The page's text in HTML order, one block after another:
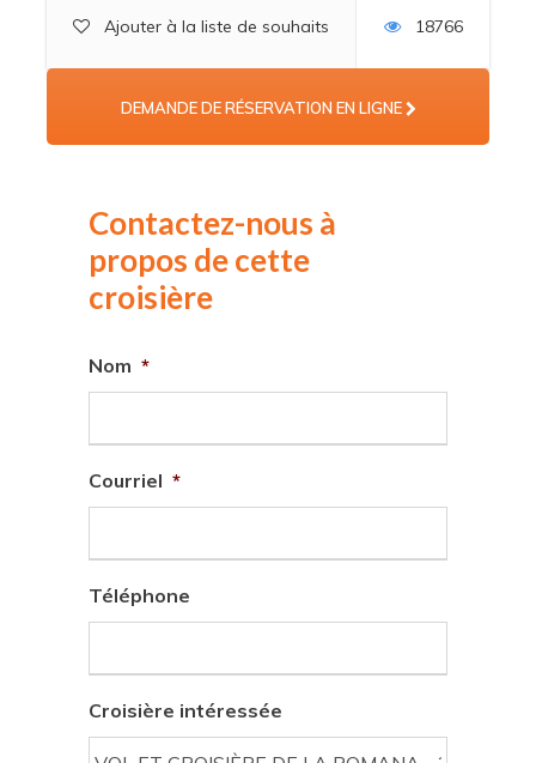
Ajouter à la liste de souhaits 18766
DEMANDE DE RÉSERVATION EN LIGNE
Contactez-nous à
propos de cette
croisière
Nom *
Courriel *
Téléphone
Croisière intéressée